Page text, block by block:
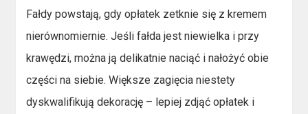
Fałdy powstają, gdy opłatek zetknie się z kremem
nierównomiernie. Jeśli fałda jest niewielka i przy
krawędzi, można ją delikatnie naciąć i nałożyć obie
części na siebie. Większe zagięcia niestety
dyskwalifikują dekorację – lepiej zdjąć opłatek i